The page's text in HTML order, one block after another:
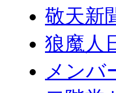
敬天新
狼魔人
メンバ